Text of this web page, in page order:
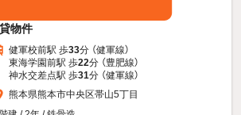
物件
健軍校前駅 歩33分 （健軍線）
東海学園前駅 歩22分 （豊肥線）
神水交差点駅 歩31分 （健軍線）
熊本県熊本市中央区帯山5丁目